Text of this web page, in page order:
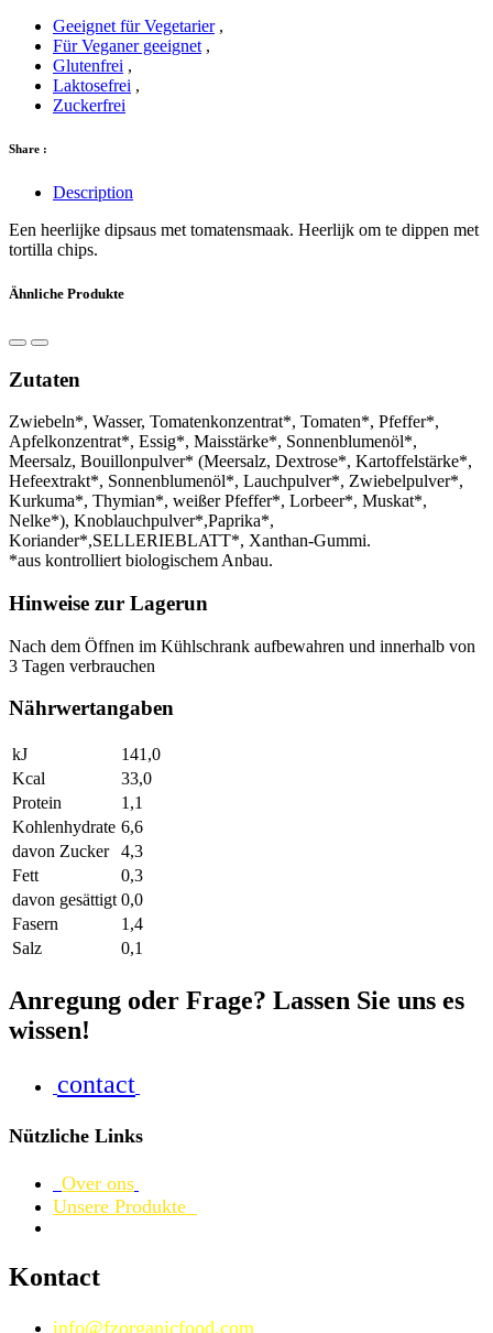
Geeignet für Vegetarier,
Für Veganer geeignet ,
Glutenfrei ,
Laktosefrei ,
Zuckerfrei
Share :
Description
Een heerlijke dipsaus met tomatensmaak. Heerlijk om te dippen met
tortilla chips.
Ähnliche Produkte
Zutaten
Zwiebeln*, Wasser, Tomatenkonzentrat*, Tomaten*, Pfeffer*,
Apfelkonzentrat*, Essig*, Maisstärke*, Sonnenblumenöl*,
Meersalz, Bouillonpulver* (Meersalz, Dextrose*, Kartoffelstärke*,
Hefeextrakt*, Sonnenblumenöl*, Lauchpulver*, Zwiebelpulver*,
Kurkuma*, Thymian*, weißer Pfeffer*, Lorbeer*, Muskat*,
Nelke*), Knoblauchpulver*,Paprika*,
Koriander*,SELLERIEBLATT*, Xanthan-Gummi.
*aus kontrolliert biologischem Anbau.
Hinweise zur Lagerun
Nach dem Öffnen im Kühlschrank aufbewahren und innerhalb von
3 Tagen verbrauchen
Nährwertangaben
kJ
141,0
Kcal
33,0
Protein
1,1
Kohlenhydrate 6,6
davon Zucker
4,3
Fett
0,3
davon gesättigt 0,0
Fasern
1,4
Salz
0,1
Anregung oder Frage? Lassen Sie uns es
wissen!
contact
Nützliche Links
Over ons
Unsere Produkte
Kontact
info@fzorganicfood.com